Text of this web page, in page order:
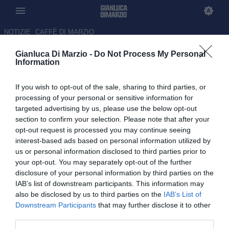
Gianluca Di Marzio - Do Not Process My Personal
Information
If you wish to opt-out of the sale, sharing to third parties, or
processing of your personal or sensitive information for
targeted advertising by us, please use the below opt-out
section to confirm your selection. Please note that after your
opt-out request is processed you may continue seeing
interest-based ads based on personal information utilized by
us or personal information disclosed to third parties prior to
your opt-out. You may separately opt-out of the further
disclosure of your personal information by third parties on the
IAB’s list of downstream participants. This information may
also be disclosed by us to third parties on the IAB’s List of
Downstream Participants that may further disclose it to other
NOTIZIE CAFFÈ DI MARZIO
Lazio, la probabile formazione
nuovo
17.05.2026 09:00 diMattia Picchialepri
La probabile formazione della Lazio per il derby della Capitale
contro la Roma: Motta out, al suo posto esordio per Furlanetto